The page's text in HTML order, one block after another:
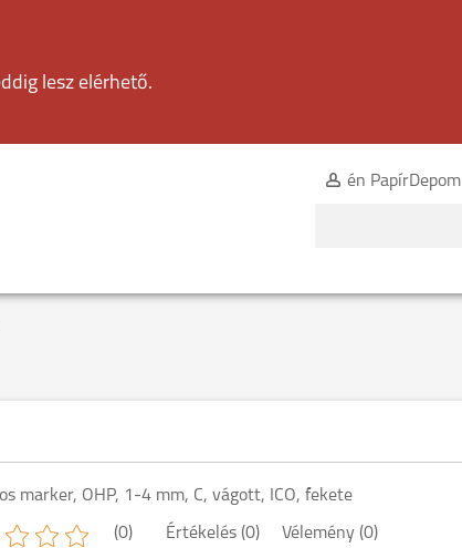
lesz elérhető.
én PapírDepom
marker, OHP, 1-4 mm, C, vágott, ICO, fekete
(0) Értékelés (0) Vélemény (0)